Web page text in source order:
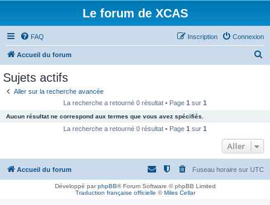
Le forum de XCAS
FAQ Connexion
Inscription
Accueil du forum
c
e
Sujets actifs
Aller sur la recherche avancée
La recherche a retourné 0 résultat • Page 1 sur 1
Aucun résultat ne correspond aux termes que vous avez spécifiés.
La recherche a retourné 0 résultat • Page 1 sur 1
Aller
Accueil du forum Fuseau horaire sur UTC
Développé parphpBB® Forum Software © phpBB Limited
Traduction française officielle ©Miles Cellar